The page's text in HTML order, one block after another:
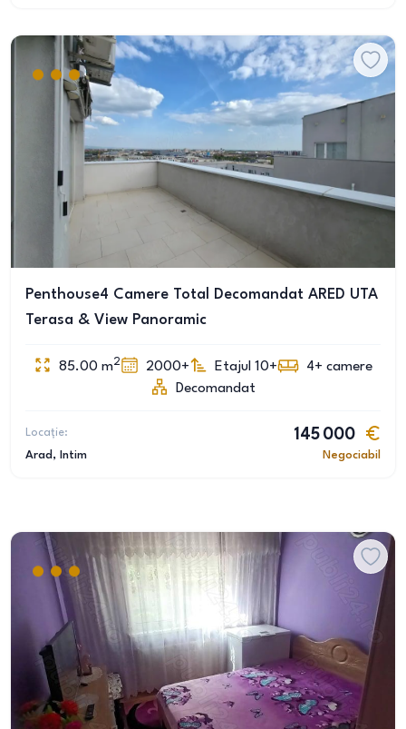
Penthouse4 Camere Total Decomandat ARED UTA
Terasa & View Panoramic
85.00 m2 2000+ Etajul 10+ 4+ camere
Decomandat
Locație:
Arad , Intim
145 000
Negociabil